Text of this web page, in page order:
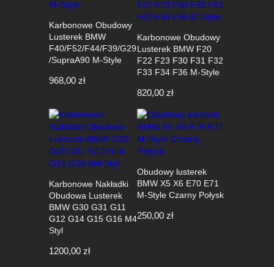
Karbonowe Obudowy
Lusterek BMW
F40/F52/F44/F39/G29
/SupraA90 M-Style
968,00 zł
Karbonowe Obudowy
Lusterek BMW F20
F22 F23 F30 F31 F32
F33 F34 F36 M-Style
820,00 zł
Karbonowe Nakładki
Obudowa Lusterek
BMW G30 G31 G11
G12 G14 G15 G16 M4
Styl
1200,00 zł
Obudowy lusterek
BMW X5 X6 E70 E71
M-Style Czarny Połysk
250,00 zł